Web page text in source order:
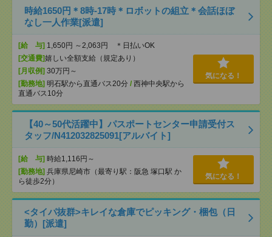
時給1650円＊8時-17時＊ロボットの組立＊会話ほぼ
なし一人作業[派遣]
[給 与] 1,650円 ～2,063円 ＊日払いOK
[交通費]嬉しい全額支給（規定あり）
[月収例] 30万円～
[勤務地] 明石駅から直通バス20分 / 西神中央駅から
直通バス10分
気になる！
【40～50代活躍中】パスポートセンター申請受付ス
タッフ/N412032825091[アルバイト]
[給 与] 時給1,116円～
[勤務地] 兵庫県尼崎市（最寄り駅：阪急 塚口駅 か
ら徒歩2分）
気になる！
<タイパ抜群>キレイな倉庫でピッキング・梱包（日
勤）[派遣]